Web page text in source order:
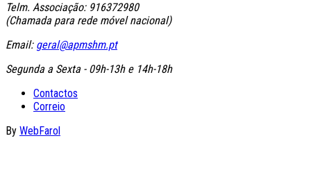
Telm. Associação: 916372980
(Chamada para rede móvel nacional)
Email: geral@apmshm.pt
Segunda a Sexta - 09h-13h e 14h-18h
Contactos
Correio
By WebFarol